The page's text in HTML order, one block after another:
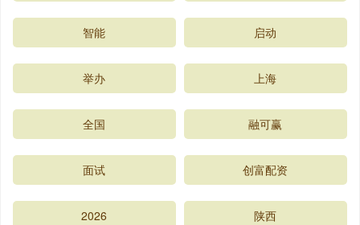
智能 启动
举办 上海
全国 融可赢
面试 创富配资
2026 陕西